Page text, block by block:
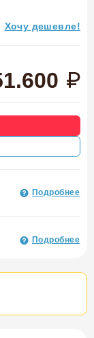
Хочу дешевле!
Подробнее
Подробнее